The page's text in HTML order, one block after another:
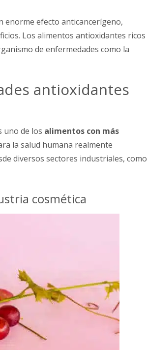
enorme efecto anticancerígeno,
Los alimentos antioxidantes ricos
de enfermedades como la
antioxidantes
uno de los alimentos con más
la salud humana realmente
diversos sectores industriales, como
cosmética